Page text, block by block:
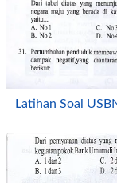
Latihan Soal